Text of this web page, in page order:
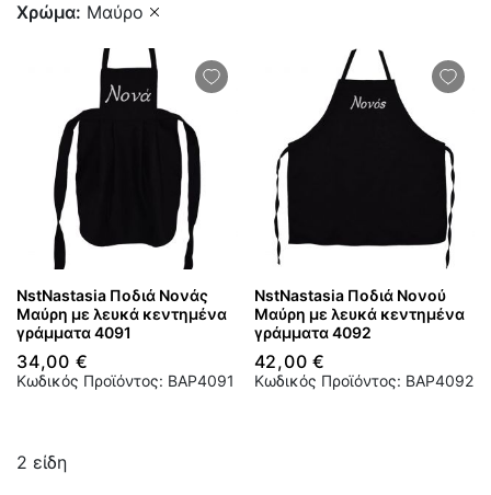
NstNastasia Ποδιά Νονάς
Μαύρη με λευκά κεντημένα
γράμματα 4091
34,00 €
Κωδικός Προϊόντος: BAP4091
NstNastasia Ποδιά Νονού
Μαύρη με λευκά κεντημένα
γράμματα 4092
42,00 €
Κωδικός Προϊόντος: BAP4092
2 είδη
Χρώμα Μαύρο